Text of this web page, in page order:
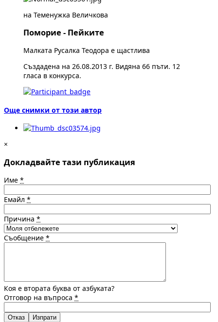
на Теменужка Величкова
Поморие - Пейките
Малката Русалка Теодора е щастлива
Създадена на 26.08.2013 г. Видяна 66 пъти. 12
гласа в конкурса.
Още снимки от този автор
×
Докладвайте тази публикация
Име *
Емайл *
Причина *
Съобщение *
Коя е втората буква от азбуката?
Отговор на въпроса *
Отказ